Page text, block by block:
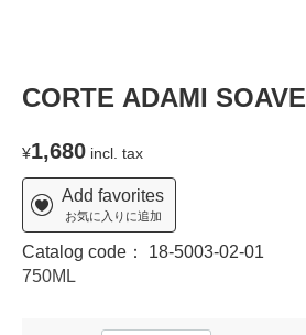
CORTE ADAMI SOAVE
¥1,680 incl. tax
Add favorites
お気に入りに追加
Catalog code： 18-5003-02-01
750ML